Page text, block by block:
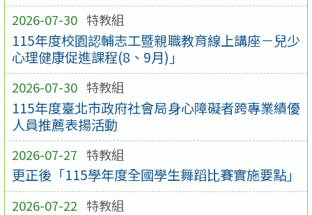
2026-07-30 特教組
115年度校園認輔志工暨親職教育線上講座－兒少
心理健康促進課程(8、9月)」
2026-07-30 特教組
115年度臺北市政府社會局身心障礙者跨專業績優
人員推薦表揚活動
2026-07-27 特教組
更正後「115學年度全國學生舞蹈比賽實施要點」
2026-07-22 特教組